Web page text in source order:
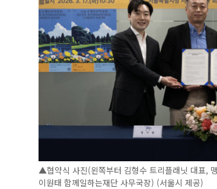
▲협약식 사진(왼쪽부터 김형수 트리플래닛 대표,
이원태 함께일하는재단 사무국장) (서울시 제공)